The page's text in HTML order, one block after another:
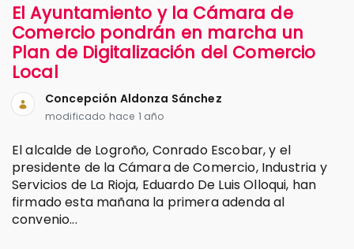
El Ayuntamiento y la Cámara de
Comercio pondrán en marcha un
Plan de Digitalización del Comercio
Local
Concepción Aldonza Sánchez
modificado hace 1 año
El alcalde de Logroño, Conrado Escobar, y el
presidente de la Cámara de Comercio, Industria y
Servicios de La Rioja, Eduardo De Luis Olloqui, han
firmado esta mañana la primera adenda al
convenio...